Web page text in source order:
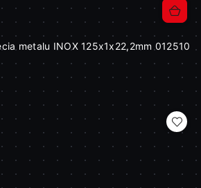
metalu INOX 125x1x22,2mm 012510